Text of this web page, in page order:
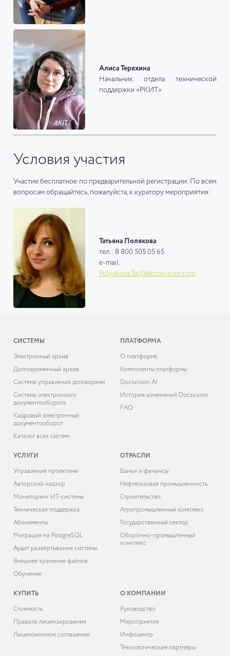
Алиса Теряхина
Начальник отдела технической
поддержки «РКИТ»
Условия участия
Участие бесплатное по предварительной регистрации. По всем
вопросам обращайтесь, пожалуйста, к куратору мероприятия:
Татьяна Полякова
тел.: 8 800 505 05 65
e-mail:
Polyakova.Tat@docsvision.com
СИСТЕМЫ
Электронный архив
Долговременный архив
Система управления договорами
Система электронного
документооборота
Кадровый электронный
документооборот
Каталог всех систем
ПЛАТФОРМА
О платформе
Компоненты платформы
Docsvision AI
История изменений Docsvision
FAQ
УСЛУГИ
Управление проектами
Авторский надзор
Мониторинг ИТ-системы
Техническая поддержка
Абонементы
Миграция на PostgreSQL
Аудит развёртывания системы
Внешнее хранение файлов
Обучение
ОТРАСЛИ
Банки и финансы
Нефтегазовая промышленность
Строительство
Агропромышленный комплекс
Государственный сектор
Оборонно-промышленный
комплекс
КУПИТЬ
Cтоимость
Правила лицензирования
Лицензионное соглашение
О КОМПАНИИ
Руководство
Мероприятия
Инфоцентр
Технологические партнёры